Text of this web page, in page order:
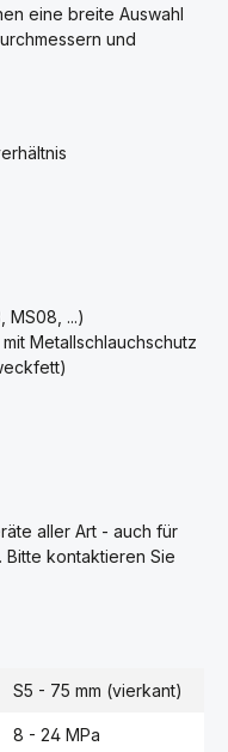
eine breite Auswahl
und
MS08, ...)
Metallschlauchschutz
aller Art - auch für
kontaktieren Sie
S5 - 75 mm (vierkant)
8 - 24 MPa